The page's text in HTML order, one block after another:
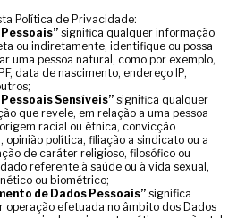
Política de Privacidade:
significa qualquer informação
ou indiretamente, identifique ou possa
uma pessoa natural, como por exemplo,
data de nascimento, endereço IP,
Sensíveis” significa qualquer
que revele, em relação a uma pessoa
racial ou étnica, convicção
opinião política, filiação a sindicato ou a
de caráter religioso, filosófico ou
referente à saúde ou à vida sexual,
ou biométrico;
de Dados Pessoais”significa
operação efetuada no âmbito dos Dados